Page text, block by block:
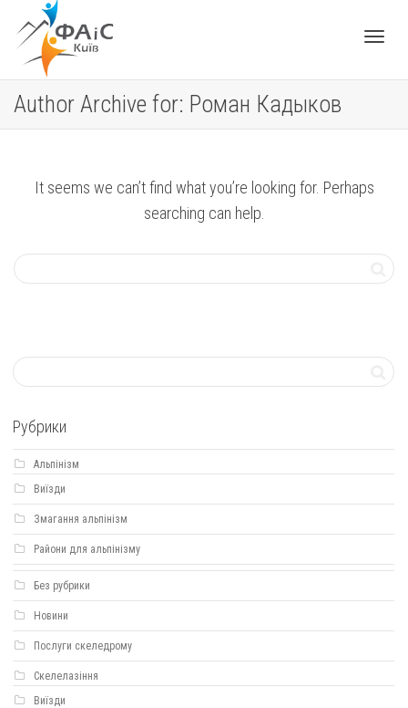
Author Archive for: Роман Кадыков
It seems we can’t find what you’re looking for. Perhaps
searching can help.
Рубрики
Альпінізм
Виїзди
Змагання альпінізм
Райони для альпінізму
Без рубрики
Новини
Послуги скеледрому
Скелелазіння
Виїзди